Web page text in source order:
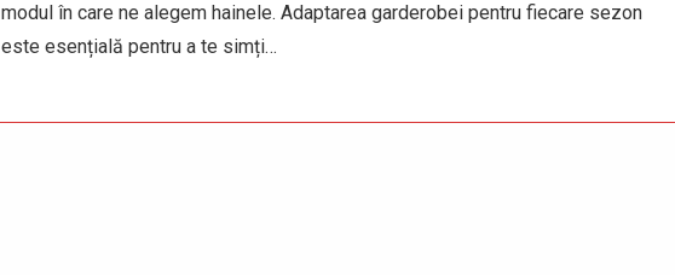
modul în care ne alegem hainele. Adaptarea garderobei pentru fiecare sezon
este esențială pentru a te simți…